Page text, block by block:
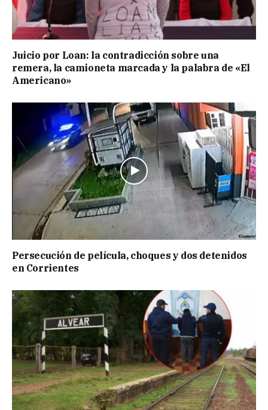
Juicio por Loan: la contradicción sobre una
remera, la camioneta marcada y la palabra de «El
Americano»
Persecución de película, choques y dos detenidos
en Corrientes